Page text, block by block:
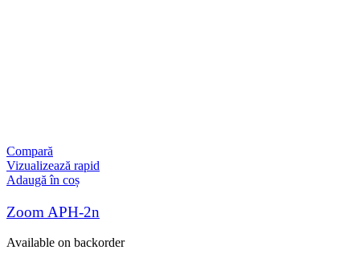
Compară
Vizualizează rapid
Adaugă în coș
Zoom APH-2n
Available on backorder